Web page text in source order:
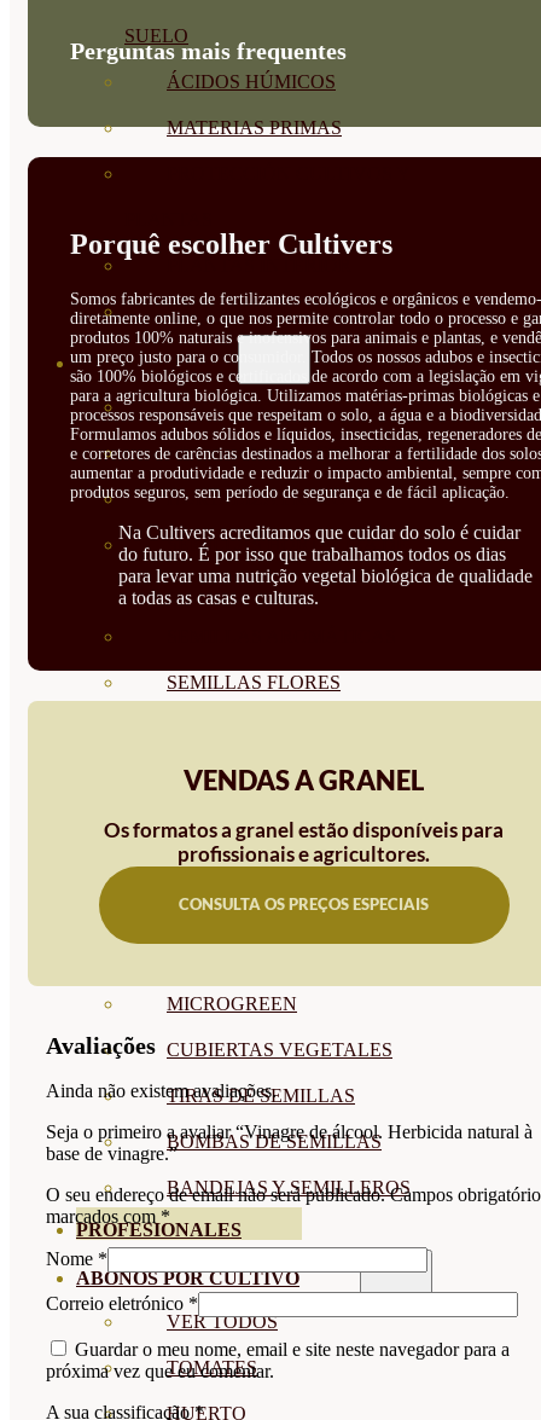
SUELO
ÁCIDOS HÚMICOS
MATERIAS PRIMAS
GROWPUNCH
SEMILLAS
VER TODAS
BIODINÁMICAS DEMETER
HORTALIZA FRUTO
SEMILLAS HORTALIZA DE
HOJA
SEMILLAS FLORES
COMESTIBLES
SEMILLAS TRADICIONALES
SEMILLAS BRASICAS
SEMILLAS RAÍZ
MICROGREEN
CUBIERTAS VEGETALES
TIRAS DE SEMILLAS
BOMBAS DE SEMILLAS
BANDEJAS Y SEMILLEROS
PROFESIONALES
ABONOS POR CULTIVO
VER TODOS
TOMATES
HUERTO
Perguntas mais frequentes
Porquê escolher Cultivers
Somos fabricantes de fertilizantes ecológicos e orgânicos e
diretamente online, o que nos permite controlar todo o processo e
produtos 100% naturais e inofensivos para animais e plantas, e
um preço justo para o consumidor. Todos os nossos adubos e
são 100% biológicos e certificados de acordo com a legislação em
para a agricultura biológica. Utilizamos matérias-primas biológicas e
processos responsáveis que respeitam o solo, a água e a
Formulamos adubos sólidos e líquidos, insecticidas, regeneradores
e corretores de carências destinados a melhorar a fertilidade dos
aumentar a produtividade e reduzir o impacto ambiental, sempre
produtos seguros, sem período de segurança e de fácil aplicação.
Na Cultivers acreditamos que cuidar do solo é cuidar
do futuro. É por isso que trabalhamos todos os dias
para levar uma nutrição vegetal biológica de qualidade
a todas as casas e culturas.
VENDAS A GRANEL
Os formatos a granel estão disponíveis para
profissionais e agricultores.
CONSULTA OS PREÇOS ESPECIAIS
Avaliações
Ainda não existem avaliações.
Seja o primeiro a avaliar “Vinagre de álcool. Herbicida natural à
base de vinagre.”
O seu endereço de email não será publicado. Campos
marcados com *
Nome *
Correio eletrónico *
Guardar o meu nome, email e site neste navegador para a
próxima vez que eu comentar.
A sua classificação*